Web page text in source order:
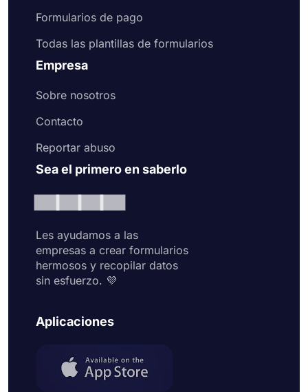
Formularios de pago
Todas las plantillas de formularios
Empresa
Sobre nosotros
Contacto
Reportar abuso
Sea el primero en saberlo
Les ayudamos a las
empresas a crear formularios
hermosos y recopilar datos
sin esfuerzo. 💜
Aplicaciones